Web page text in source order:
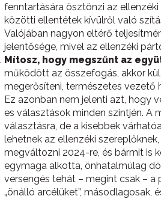
fenntartására ösztönzi az
közötti ellentétek kívülről való
Valójában nagyon eltérő
jelentősége, mivel az ellenzéki
Mítosz, hogy megszűnt az
működött az összefogás, akkor
megerősíteni, természetes vezető
Ez azonban nem jelenti azt, hogy
es választások minden szintjén. A
választásra, de a kisebbek
lehetnek az ellenzéki
megváltozni 2024-re, és bármit is
egymaga alkotta, önhatalmúlag
versengés tehát – megint csak –
„önálló arcélüket”,